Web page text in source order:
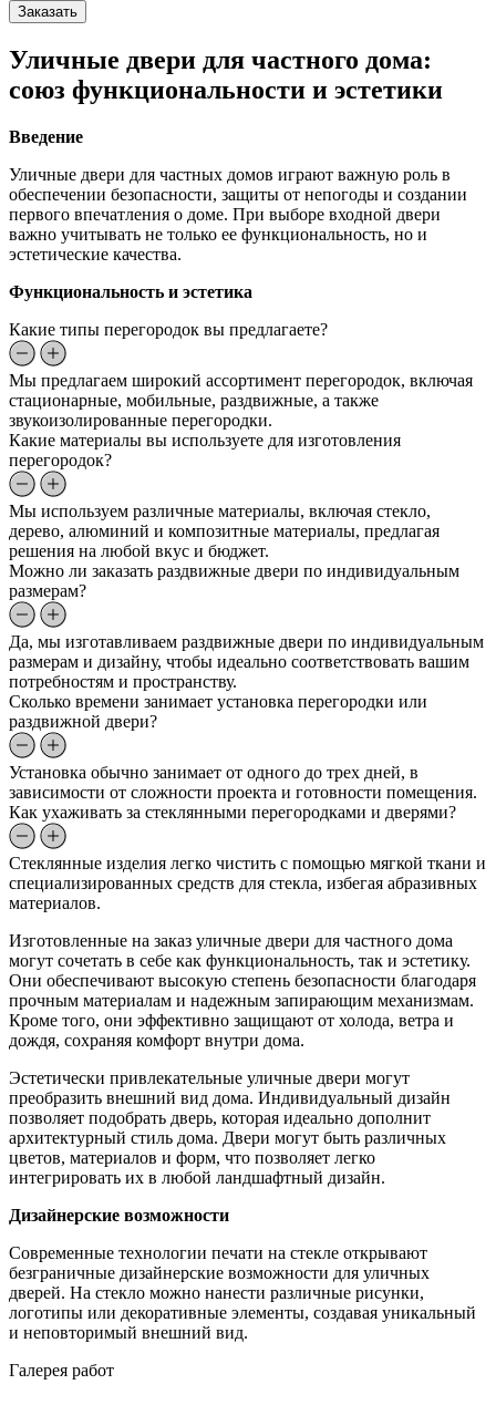
Заказать
Уличные двери для частного дома:
союз функциональности и эстетики
Введение
Уличные двери для частных домов играют важную роль в
обеспечении безопасности, защиты от непогоды и создании
первого впечатления о доме. При выборе входной двери
важно учитывать не только ее функциональность, но и
эстетические качества.
Функциональность и эстетика
Какие типы перегородок вы предлагаете?
Мы предлагаем широкий ассортимент перегородок, включая
стационарные, мобильные, раздвижные, а также
звукоизолированные перегородки.
Какие материалы вы используете для изготовления
перегородок?
Мы используем различные материалы, включая стекло,
дерево, алюминий и композитные материалы, предлагая
решения на любой вкус и бюджет.
Можно ли заказать раздвижные двери по индивидуальным
размерам?
Да, мы изготавливаем раздвижные двери по индивидуальным
размерам и дизайну, чтобы идеально соответствовать вашим
потребностям и пространству.
Сколько времени занимает установка перегородки или
раздвижной двери?
Установка обычно занимает от одного до трех дней, в
зависимости от сложности проекта и готовности помещения.
Как ухаживать за стеклянными перегородками и дверями?
Стеклянные изделия легко чистить с помощью мягкой ткани и
специализированных средств для стекла, избегая абразивных
материалов.
Изготовленные на заказ уличные двери для частного дома
могут сочетать в себе как функциональность, так и эстетику.
Они обеспечивают высокую степень безопасности благодаря
прочным материалам и надежным запирающим механизмам.
Кроме того, они эффективно защищают от холода, ветра и
дождя, сохраняя комфорт внутри дома.
Эстетически привлекательные уличные двери могут
преобразить внешний вид дома. Индивидуальный дизайн
позволяет подобрать дверь, которая идеально дополнит
архитектурный стиль дома. Двери могут быть различных
цветов, материалов и форм, что позволяет легко
интегрировать их в любой ландшафтный дизайн.
Дизайнерские возможности
Современные технологии печати на стекле открывают
безграничные дизайнерские возможности для уличных
дверей. На стекло можно нанести различные рисунки,
логотипы или декоративные элементы, создавая уникальный
и неповторимый внешний вид.
Галерея работ